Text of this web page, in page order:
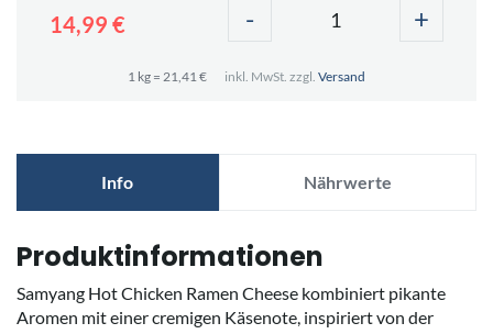
14,99 € - +
1 kg = 21,41 € inkl. MwSt. zzgl. Versand
Info Nährwerte
Produktinformationen
Samyang Hot Chicken Ramen Cheese kombiniert pikante
Aromen mit einer cremigen Käsenote, inspiriert von der